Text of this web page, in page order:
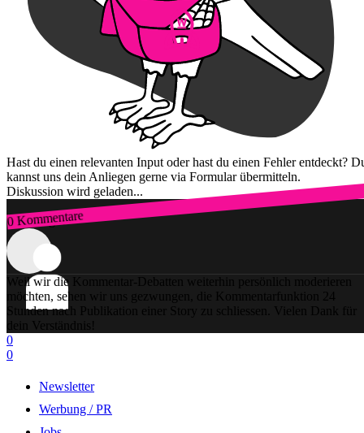
Hast du einen relevanten Input oder hast du einen Fehler entdeckt?
kannst uns dein Anliegen gerne via Formular übermitteln.
Diskussion wird geladen...
0 Kommentare
Zum Login
Weil wir die Kommentar-Debatten weiterhin persönlich moderieren
möchten, sehen wir uns gezwungen, die Kommentarfunktion 24
Stunden nach Publikation einer Story zu schliessen. Vielen Dank für
dein Verständnis!
0
0
Newsletter
Werbung / PR